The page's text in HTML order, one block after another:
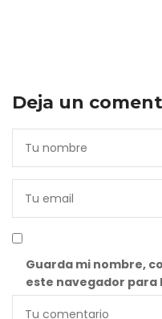
Deja un
Guarda mi nombre,
este navegador para